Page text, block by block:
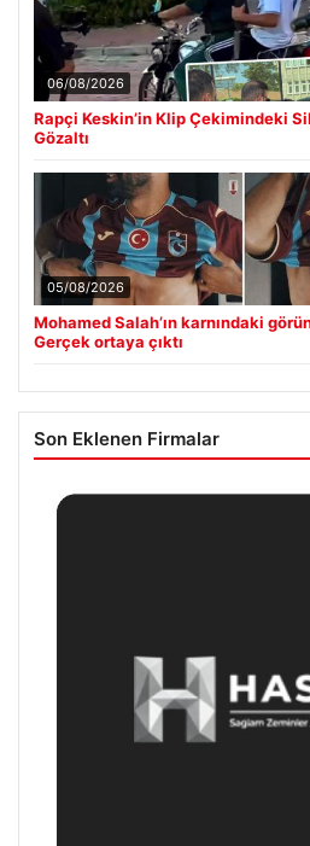
06/08/2026
Rapçi Keskin’in Klip Çekimindeki
Gözaltı
05/08/2026
Mohamed Salah’ın karnındaki
Gerçek ortaya çıktı
Son Eklenen Firmalar